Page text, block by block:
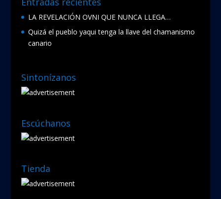
LA REVELACIÓN OVNI QUE NUNCA LLEGA…
Quizá el pueblo yaqui tenga la llave del chamanismo
canario
Sintonízanos
Escúchanos
Tienda